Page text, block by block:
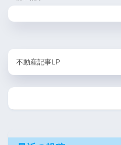
不動産記事LP